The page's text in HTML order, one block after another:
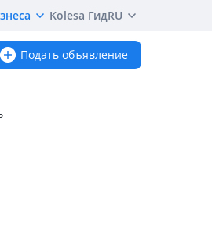
Kolesa ГидRU
Подать объявление